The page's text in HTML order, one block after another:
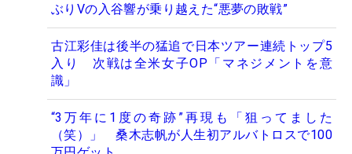
ぶりVの入谷響が乗り越えた“悪夢の敗戦”
古江彩佳は後半の猛追で日本ツアー連続トップ5
入り 次戦は全米女子OP「マネジメントを意
識」
“3万年に1度の奇跡”再現も「狙ってました
（笑）」 桑木志帆が人生初アルバトロスで100